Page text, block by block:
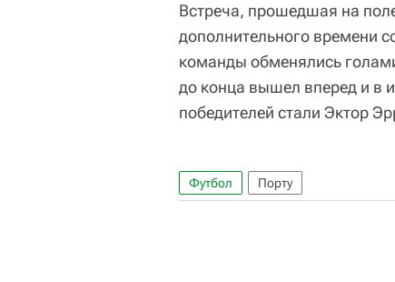
Встреча, прошедшая на
дополнительного времени
команды обменялись
до конца вышел вперед и в
победителей стали Эктор
Футбол Порту